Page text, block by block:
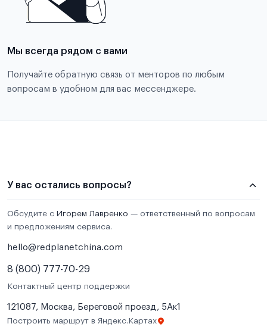
Мы всегда рядом с вами
Получайте обратную связь от менторов по любым
вопросам в удобном для вас мессенджере.
У вас остались вопросы?
Обсудите с Игорем Лавренко — ответственный по вопросам
и предложениям сервиса.
hello@redplanetchina.com
8 (800) 777-70-29
Контактный центр поддержки
121087, Москва, Береговой проезд, 5Ак1
Построить маршрут в Яндекс.Картах